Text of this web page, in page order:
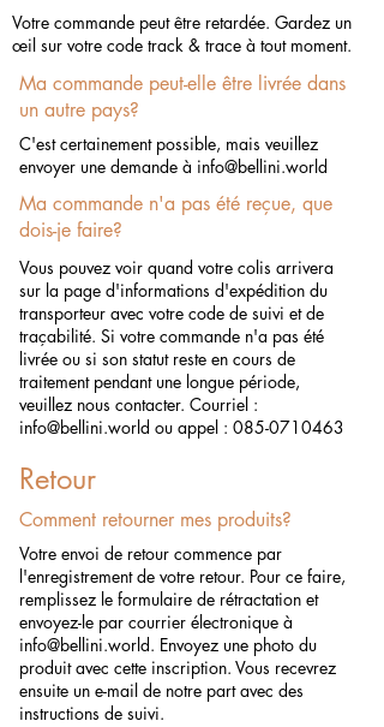
Votre commande peut être retardée. Gardez un
œil sur votre code track & trace à tout moment.
Ma commande peut-elle être livrée dans
un autre pays?
C'est certainement possible, mais veuillez
envoyer une demande à info@bellini.world
Ma commande n'a pas été reçue, que
dois-je faire?
Vous pouvez voir quand votre colis arrivera
sur la page d'informations d'expédition du
transporteur avec votre code de suivi et de
traçabilité. Si votre commande n'a pas été
livrée ou si son statut reste en cours de
traitement pendant une longue période,
veuillez nous contacter. Courriel :
info@bellini.world ou appel : 085-0710463
Retour
Comment retourner mes produits?
Votre envoi de retour commence par
l'enregistrement de votre retour. Pour ce faire,
remplissez le formulaire de rétractation et
envoyez-le par courrier électronique à
info@bellini.world. Envoyez une photo du
produit avec cette inscription. Vous recevrez
ensuite un e-mail de notre part avec des
instructions de suivi.